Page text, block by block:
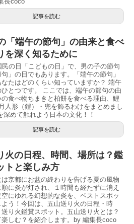
記事を読む
「端午の節句」の由来と食べ
を深く知るために
民の日「こどもの日」で、男の子の節句
句」の日でもあります。「端午の節句」
なたはどのくらい知っていますか？ 端午
ひとつです。 ここでは、端午の節句の由
食べ物ちまきと柏餅を食べる理由、鯉
人形（鎧）・兜を飾るわけをまとめまし
深めて触れよう日本の文化！！
記事を読む
火の日程、時間、場所は？鑑
トと楽しみ方
京都にお盆の終わりを告げる夏の風物
に炎が灯され、１時間も経たずに消え
にゆれる幻想的な炎を、ベストスポッ
よう！今回は、五山送り火の日程・時
り火鑑賞スポット。五山送り火とは？
楽しむ？を紹介します。by 編集長coco